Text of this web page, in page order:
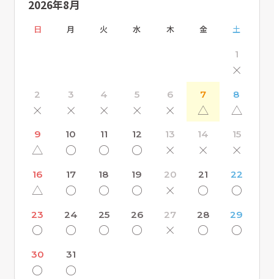
2026年8月
日 月 火 水 木 金 土
1
×
2
×
3
×
4
×
5
×
6
×
7
△
8
△
9
△
10
〇
11
〇
12
〇
13
×
14
×
15
×
16
△
17
〇
18
〇
19
〇
20
×
21
〇
22
〇
23
〇
24
〇
25
〇
26
〇
27
×
28
〇
29
〇
30
〇
31
〇